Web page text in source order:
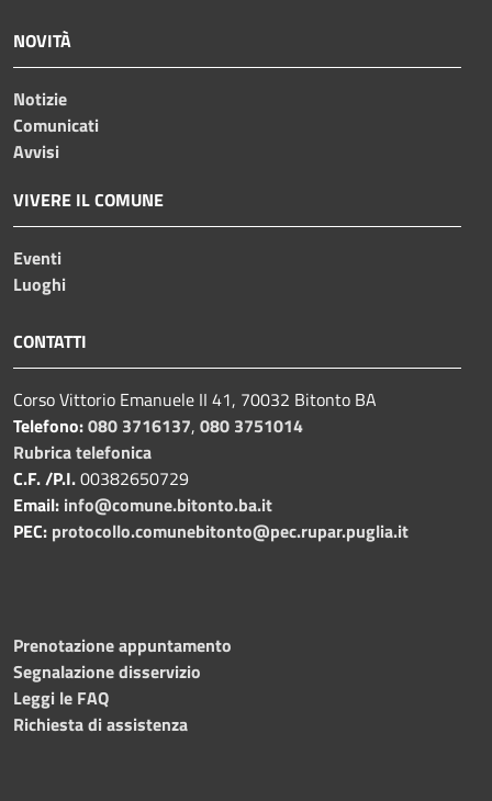
NOVITÀ
Notizie
Comunicati
Avvisi
VIVERE IL COMUNE
Eventi
Luoghi
CONTATTI
Corso Vittorio Emanuele II 41, 70032 Bitonto BA
Telefono:080 3716137, 080 3751014
Rubrica telefonica
C.F. /P.I.00382650729
Email: info@comune.bitonto.ba.it
PEC: protocollo.comunebitonto@pec.rupar.puglia.it
Prenotazione appuntamento
Segnalazione disservizio
Leggi le FAQ
Richiesta di assistenza